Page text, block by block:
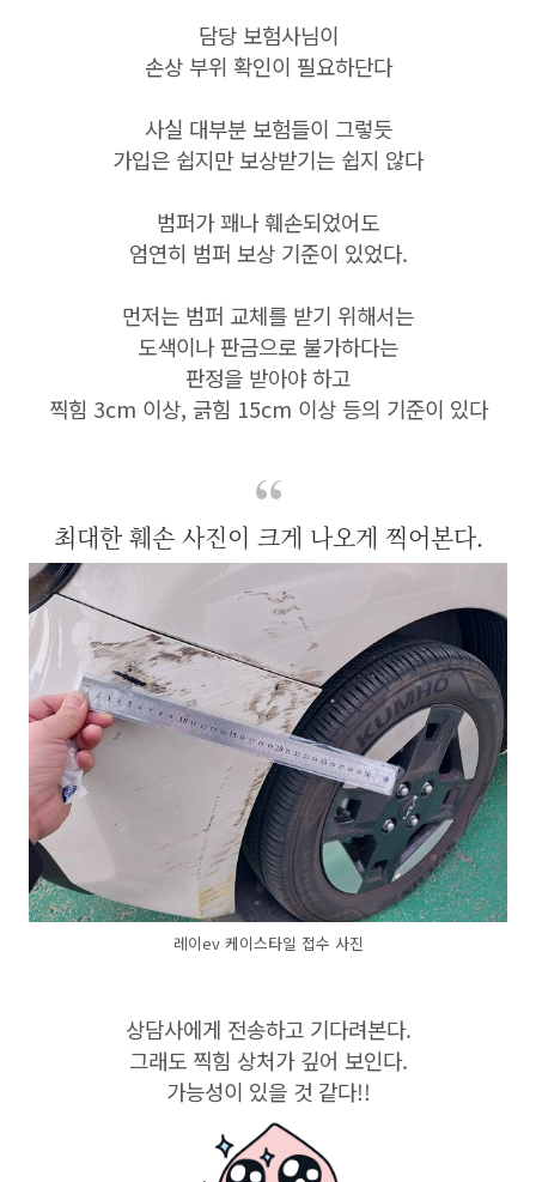
담당 보험사님이
손상 부위 확인이 필요하단다
사실 대부분 보험들이 그렇듯
가입은 쉽지만 보상받기는 쉽지 않다
범퍼가 꽤나 훼손되었어도
엄연히 범퍼 보상 기준이 있었다.
먼저는 범퍼 교체를 받기 위해서는
도색이나 판금으로 불가하다는
판정을 받아야 하고
찍힘 3cm 이상, 긁힘 15cm 이상 등의 기준이 있다
최대한 훼손 사진이 크게 나오게 찍어본다.
레이ev 케이스타일 접수 사진
상담사에게 전송하고 기다려본다.
그래도 찍힘 상처가 깊어 보인다.
가능성이 있을 것 같다!!